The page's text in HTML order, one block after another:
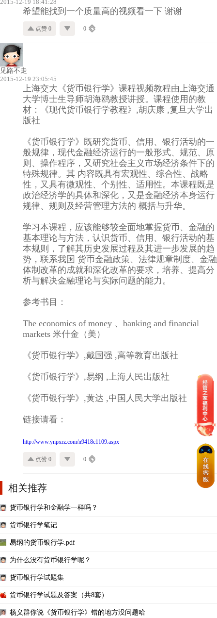
2015-12-19 18:41:28
希望能找到一个质量高的视频看一下 谢谢
点赞 0 0
见路不走
2015-12-19 23:05:45
上海交大《货币银行学》课程视频教程由上海交通
大学博士生导师胡海鸥教授讲授。课程使用的教
材：《现代货币银行学教程》,胡庆康 ,复旦大学出
版社
《货币银行学》既研究货币、信用、银行活动的一
般规律，现代金融经济运行的一般形式、规范、原
则、操作程序，又研究社会主义市场经济条件下的
特殊规律。其 内容既具有宏观性、综合性、战略
性，又具有微观性、个别性、适用性。本课程既是
政治经济学的具体和深化，又是金融经济本身运行
规律、规则及经营管理方法的 概括与升华。
学习本课程，应该能够较全面地掌握货币、金融的
基本理论与方法，认识货币、信用、银行活动的基
本规则，了解其历史发展过程及其进一步发展的趋
势，联系我国 货币金融政策、法律规章制度、金融
体制改革的成就和深化改革的要求，培养、提高分
析与解决金融理论与实际问题的能力。
参考书目：
The economics of money 、banking and financial
markets 米什金（美）
《货币银行学》,戴国强 ,高等教育出版社
《货币银行学》,易纲 ,上海人民出版社
《货币银行学》,黄达 ,中国人民大学出版社
链接请看：
http://www.ynpxrz.com/n9418c1109.aspx
点赞 0 0
相关推荐
货币银行学和金融学一样吗？
货币银行学笔记
易纲的货币银行学.pdf
为什么没有货币银行学呢？
货币银行学试题集
货币银行学试题及答案（共8套）
杨义群你说《货币银行学》错的地方没问题哈